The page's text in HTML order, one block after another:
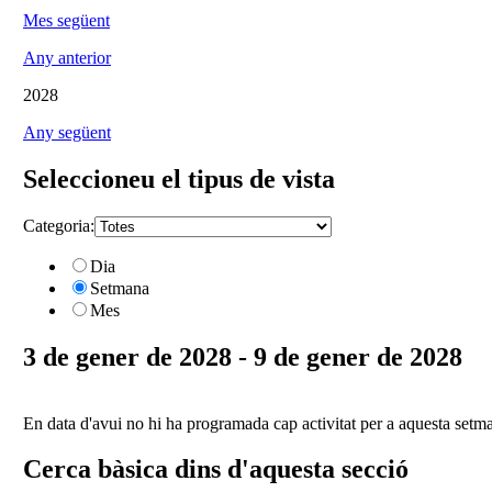
Mes següent
Any anterior
2028
Any següent
Seleccioneu el tipus de vista
Categoria:
Dia
Setmana
Mes
3 de gener de 2028 - 9 de gener de 2028
En data d'avui no hi ha programada cap activitat per a aquesta
Cerca bàsica dins d'aquesta secció